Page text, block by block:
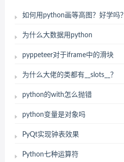
如何用python画等高图？好学吗？
为什么大数据用python
pyppeteer对于iframe中的滑块
为什么大佬的类都有__slots__？
python的with怎么抛错
python变量是对象吗
PyQt实现钟表效果
Python七种运算符